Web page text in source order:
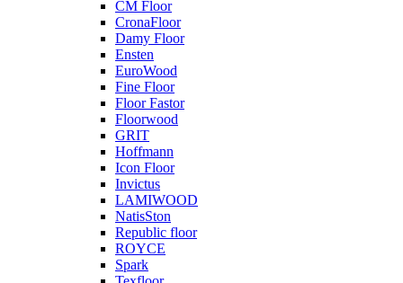
CM Floor
CronaFloor
Damy Floor
Ensten
EuroWood
Fine Floor
Floor Fastor
Floorwood
GRIT
Hoffmann
Icon Floor
Invictus
LAMIWOOD
NatisSton
Republic floor
ROYCE
Spark